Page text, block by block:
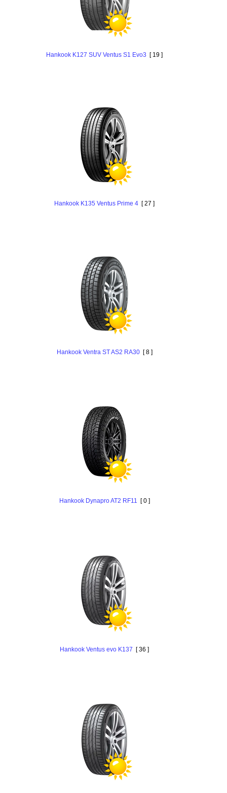
Hankоok K127 SUV Ventus S1 Evo3 [ 19 ]
Hankook K135 Ventus Prime 4 [ 27 ]
Hankook Ventra ST AS2 RA30[ 8 ]
Hankook Dynapro AT2 RF11 [ 0 ]
Hankook Ventus evo K137 [ 36 ]